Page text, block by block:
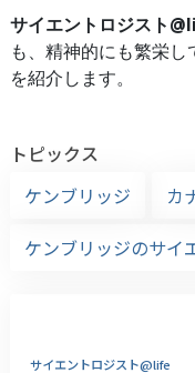
サイエントロジスト
も、精神的にも繁栄
を紹介します。
トピックス
ケンブリッジ
カ
ケンブリッジのサイ
サイエントロジスト@life